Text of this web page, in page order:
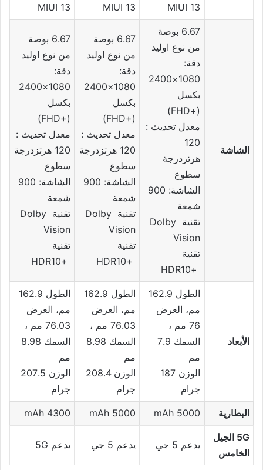
MIUI 13
MIUI 13
MIUI 13
الشاشة
6.67 بوصة
من نوع اوليد
دقة:
1080×2400
بكسل
(+FHD)
معدل تحديث :
120
هرتزدرجة
سطوع
الشاشة: 900
شمعة
تقنية Dolby
Vision
تقنية
+HDR10
6.67 بوصة
من نوع اوليد
دقة:
1080×2400
بكسل
(+FHD)
معدل تحديث :
120 هرتزدرجة
سطوع
الشاشة: 900
شمعة
تقنية Dolby
Vision
تقنية
+HDR10
6.67 بوصة
من نوع اوليد
دقة:
1080×2400
بكسل
(+FHD)
معدل تحديث :
120 هرتزدرجة
سطوع
الشاشة: 900
شمعة
تقنية Dolby
Vision
تقنية
+HDR10
الأبعاد
الطول 162.9
مم، العرض
76 مم ،
السمك 7.9
مم
الوزن 187
جرام
الطول 162.9
مم، العرض
76.03 مم ،
السمك 8.98
مم
الوزن 208.4
جرام
الطول 162.9
مم، العرض
76.03 مم ،
السمك 8.98
مم
الوزن 207.5
جرام
البطارية 5000 mAh
5000 mAh
4300 mAh
5G الجيل
الخامس
يدعم 5 جي يدعم 5 جي يدعم 5G